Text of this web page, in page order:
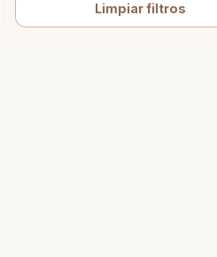
Limpiar filtros